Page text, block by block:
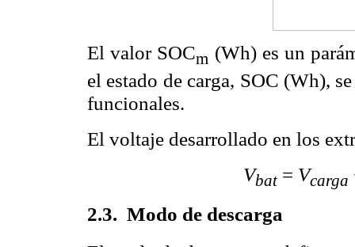
El valor SOCm (Wh) es un
el estado de carga, SOC (Wh),
funcionales.
El voltaje desarrollado en los
Vbat= Vcarga
2.3. Modo de descarga